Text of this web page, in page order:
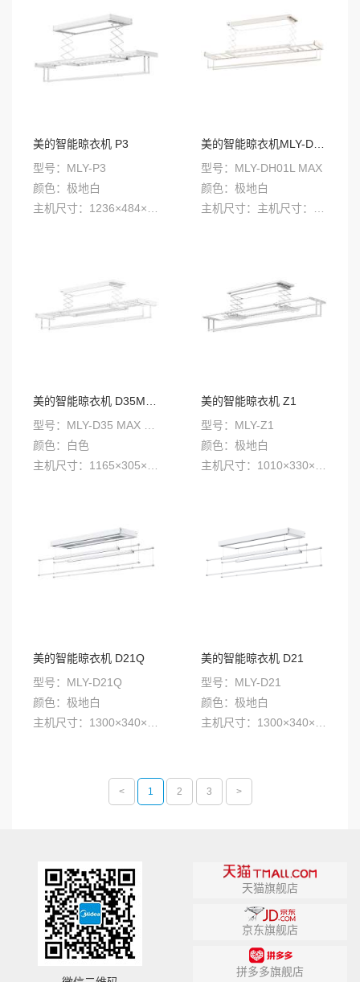
美的智能晾衣机 P3
型号：MLY-P3
颜色：极地白
主机尺寸：1236×484×88mm
型号：MLY-DH01L MAX
颜色：极地白
主机尺寸：主机尺寸：1200×335×80mm
颜色：白色
主机尺寸：1165×305×75mm
美的智能晾衣机 Z1
型号：MLY-Z1
颜色：极地白
主机尺寸：1010×330×70mm；照明尺寸：850×255mm
美的智能晾衣机 D21Q
型号：MLY-D21Q
颜色：极地白
主机尺寸：1300×340×78mm；
美的智能晾衣机 D21
型号：MLY-D21
颜色：极地白
主机尺寸：1300×340×78mm
< 1 2 3 >
天猫旗舰店
京东旗舰店
拼多多旗舰店